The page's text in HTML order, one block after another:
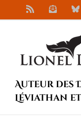
au
Auteur des
Léviathan et